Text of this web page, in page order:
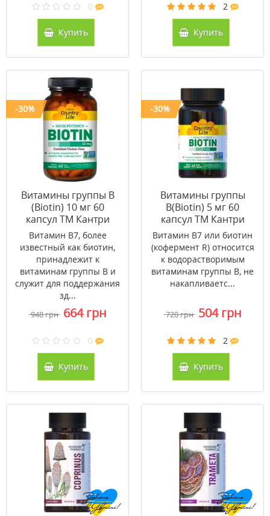
0
Купить
2
Купить
-30%
Витамины группы В
(Biotin) 10 мг 60
капсул ТМ Кантри
Лайф / Country Life
Витамин B7, более
известный как биотин,
принадлежит к
витаминам группы В и
служит для поддержания
зд...
948 грн 664 грн
0
Купить
-30%
Витамины группы
В(Biotin) 5 мг 60
капсул ТМ Кантри
Лайф / Country Life
Витамин B7 или биотин
(кофермент R) относится
к водорастворимым
витаминам группы В, не
накапливаетс...
720 грн 504 грн
2
Купить